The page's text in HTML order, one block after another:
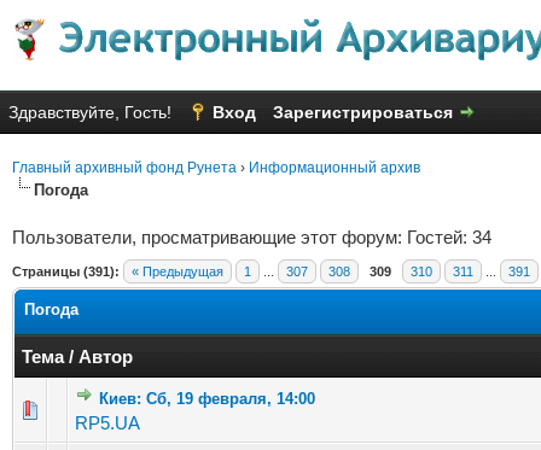
Здравствуйте, Гость! Вход Зарегистрироваться
Главный архивный фонд Рунета › Информационный архив
Погода
Пользователи, просматривающие этот форум: Гостей: 34
Страницы (391): « Предыдущая 1 307 308 309 310 311 391
Погода
Тема/ Автор
Киев: Сб, 19 февраля, 14:00
RP5.UA
Голосов: 3 - Средняя оценка: 2 из 5
1 2345